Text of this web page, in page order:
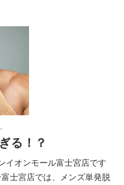
る！？
イオンモール富士宮店です
士宮店では、メンズ単発脱